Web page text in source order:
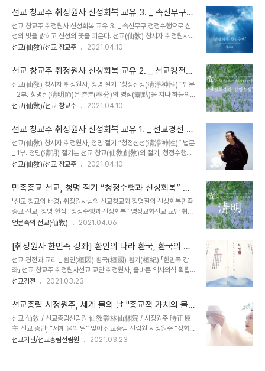
과 소금을 무료나눔으로 대중포덕 하고, “선교(..
길이다.” _ 취정원사 교화법문 《청명절기 선교창교와 신성회복의 길》
에서 선교 창교주 취정원사님 《천지인합일 정회세상을 여는 선(仙)의
물결》 _ 2001년.「 한국 선도(仙道)와 선법(禪法) 전수기관 선림원
(仙林院)이 세상을 항해 문을 열었습니다. 한줄기의 맑은 샘물이 끊
이지 않고 계속 흐른다면, 오염된 산천과 세상을 정화하고 진리의 바다
교총본산 선림원(仙林院)으로 오십시오..
선교 창교주 취정원사 신성회복 교유 3. _ 속신무구
청정수행으로 신성의 빛을 밝히고 꽃피운다.
선교 창교주 취정원사 신성회복 교유 3. _ 속신무구 청정수행으로 신
성의 빛을 밝히고 신성의 꽃을 피운다. 선교(仙敎) 창시자 취정원사,
청명 절기 “청정신성(淸淨神性)” 교화법문 _ 3부. 청명(淸明) 절기
性)을 회복(回復)하고 인류를 구원하라. _ 선교경전 《선교전(仙敎
典)》 선교창교(仙敎創敎) 篇. 환인(桓因)께서는 시간과 공간이 없
고 기운과 형질이 없던 무극태역(無極太易)에 스스로 신으로 화하시
어 우주 생무생일체를 창조하시고 빛으로써 온 누리를 주재하는 하느
님이시니, 청명(淸明)은 환인(桓因)의 향훈(嚮暈)이 온 누리에 가득
며, “인(因)”은 동양의 우주..
선교(仙敎)/선교 창교주 2021.04.10
선교 창교주 취정원사 신성회복 교유 2. _ 선교경전
선교전 "청정(淸淨)과 신성(神性)"
선교(仙敎) 창시자 취정원사, 청명 절기 “청정신성(淸淨神性)” 법문
_ 2부. 청명절(淸明節)은 춘분(春分)의 영점(零點)을 지나 하늘의
빛으로 만물이 소생(蘇生)하는 소선(蘇宣)의 절기로써 “청명(淸明)
典)》 선교창교(仙敎創敎) 篇. 선교를 창시한 교조 취정원사께서 선
교 창교절, "신성회복과 청정수행"에 대해 교유하시기를, 「“환(桓)”은
온 세상을 비추는 진리의 빛이며, “인(因)”은 생무생일체를 창조한 존
재의 근원, 하느님이라는 뜻이다. 인(因)의 씨앗이 청정(淸淨)이요,
신성(神性)이다. “청정신성(淸淨神性)”은 천지인합일을 이루는 선
풍(仙家風), 선도(仙道)의 요..
선교(仙敎)/선교 창교주 2021.04.10
선교 창교주 취정원사 신성회복 교유 1. _ 선교경전 선
교전 "선교 창교의 절기, 청명(淸明) "
선교(仙敎) 창시자 취정원사, 청명 절기 “청정신성(淸淨神性)” 법문
_ 1부. 청명(淸明) 절기는 선교 창교(仙敎創敎)의 절기, 청정수행
(淸淨修行)으로 신성(神性)을 회복(回復)하고 인류를 구원하라._
한 교조 취정원사께서 "선교 창교절"에 대해 교유하시기를, 「무등(無
等)의 영점(零點)을 지나 하늘의 빛으로 만물이 소생(蘇生)하는 소
선(蘇宣)의 절기 “청명(淸明)은 선교개천(仙敎開天)의 절기” 이니
라.」 _ 선교 경전 『선교전(仙敎典)』 선교창교(仙敎創敎) 篇. 선교
경전 『선교전(仙敎典)』 선교창교(仙敎創敎) 편에 “청명(淸明)은
다. 태양이 황경영도(黃經零度)의 춘분..
선교(仙敎)/선교 창교주 2021.04.10
민족종교 선교, 청명 절기 “청정수행과 신성회복” 영
상교화
「선교 창교의 배경」 취정원사님의 선교창교와 청명절의 신성회복민족
종교 선교, 청명 한식 “청정수행과 신성회복” 영상교화선교 교단 취정
원사, 청명 절기에 “신성회복과 청정수행” 영상교화 진행 선교 창교절,
님의 교유를 전합니다.선교 창교절 신성회복 교유 “청정수행과 신성회
복” / 선교수행(仙敎修行) 선도(仙道) 대중포덕 교유 “선교 삼법계
(三法戒), 평정운(平正韻) · 정정취(靜精取) · 여가례(麗佳禮) 선
교수행으로 인류의 신성회복(神性回復)과 24절기 선교의 절기수행
으로 천지인합일(天地人合一) 정회(正回)의 길을 열어간다” 선교
빛으로 온 세상을 주관하시는 환인상제(桓因上帝..
언론속의 선교(仙敎) 2021.04.06
[취정원사 한민족 강좌] 환인의 나라 환국, 환국의 연
호 환기 _ 선교
선교 경전과 교리 _ 환인(桓因) 환국(桓國) 환기(桓紀) 「한민족 강
좌」 선교 창교주 취정원사선교 교단 취정원사, 올바른 역사의식 확립
과 민족정신 고취“환인(桓因) 환국(桓國) 환기(桓紀)”를 정의하다.
년 선기25년 천지인합일 정회사상을 대각하시고, 선교 환인집부회를
창립하시어 선제들에게 설하시던, 하느님 환인(桓因) · 하느님의 나라
환국(桓國) · 환국의 연호 환기(桓紀)와 선교상고(仙敎詳考) 선교
신앙(仙敎信仰) 등, 선교환인집부회에 보존된 선교경전 [선교전(仙
敎典)] 1997. 취정원사 著 에 결집되어 그 일부가 선교 수행경전 [천
선교경전 2021.03.23
선교총림 시정원주, 세계 물의 날 "종교적 가치의 물,
정화수 기도" 명상법회
선교 仙敎 / 선교총림선림원 仙敎叢林仙林院 / 시정원주 時正原
主 선교 종단, “세계 물의 날” 맞아 선교총림 선림원 시정원주 “정화수
기도 명상법회” 진행물은 인류의 신성(神性)을 회복하고 지구 자연
선교기관/선교총림선림원 2021.03.23